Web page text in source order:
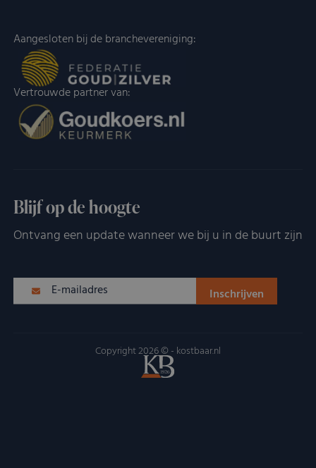
Aangesloten bij de branchevereniging:
Vertrouwde partner van:
Blijf op de hoogte
Ontvang een update wanneer we bij u in de buurt zijn
Copyright 2026 © - kostbaar.nl